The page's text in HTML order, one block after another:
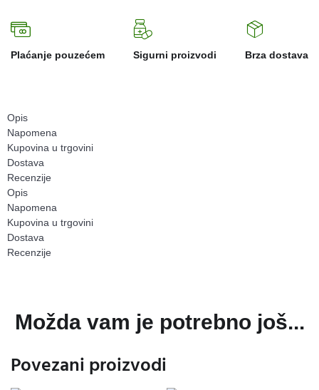
Plaćanje pouzećem Sigurni proizvodi Brza dostava
Opis
Napomena
Kupovina u trgovini
Dostava
Recenzije
Opis
Napomena
Kupovina u trgovini
Dostava
Recenzije
Možda vam je potrebno još...
Povezani proizvodi